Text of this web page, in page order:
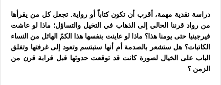
دراسة نقدية مهمة، أقرب أن تكون كتاباً أو رواية. تجعل كل من يقرأها
من رواد قرننا الحالي إلى الذهاب في التخيل والتساؤل؛ ماذا لو عاشت
فيرجينيا حتى يومنا هذا؟ ماذا لو عاينت بنفسها هذا الكمّ الهائل من النساء
الكاتبات؟ هل ستشعر بالصدمة أم أنها ستبتسم وتعود إلى غرفتها وتغلق
الباب على الخيال لصورة كانت قد توقعت حدوثها قبل قرابة قرن من
الزمن ؟